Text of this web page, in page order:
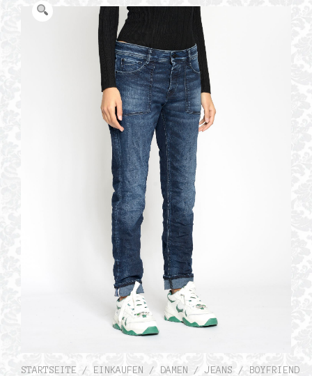
STARTSEITE / EINKAUFEN / DAMEN /JEANS / BOYFRIEND